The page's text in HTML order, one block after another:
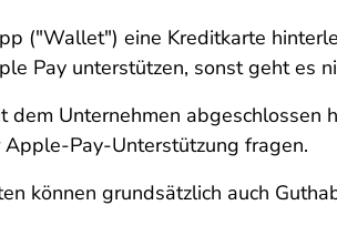
("Wallet") eine Kreditkarte
Pay unterstützen, sonst geht es
Unternehmen
Pay-Unterstützung fragen.
können grundsätzlich auch